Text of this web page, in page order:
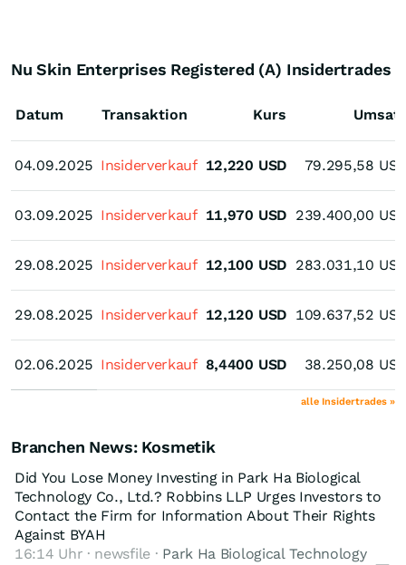
Nu Skin Enterprises Registered (A) Insidertrades
Datum
04.09.2025
03.09.2025
29.08.2025
29.08.2025
02.06.2025
Transaktion Kurs Umsatz
04.09.2025 Insiderverkauf 12,220 USD 79.295,58
03.09.2025 Insiderverkauf 11,970 USD 239.400,00
29.08.2025 Insiderverkauf 12,100 USD 283.031,10
29.08.2025 Insiderverkauf 12,120 USD 109.637,52
02.06.2025 Insiderverkauf 8,4400 USD 38.250,08
alle Insidertrades »
Branchen News: Kosmetik
Did You Lose Money Investing in Park Ha Biological
Technology Co., Ltd.? Robbins LLP Urges Investors to
Contact the Firm for Information About Their Rights
Against BYAH
16:14 Uhr · newsfile · Park Ha Biological Technology